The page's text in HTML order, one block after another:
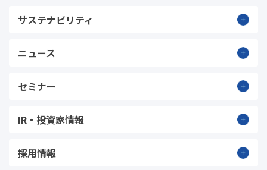
サステナビリティ
ニュース
セミナー
IR・投資家情報
採用情報